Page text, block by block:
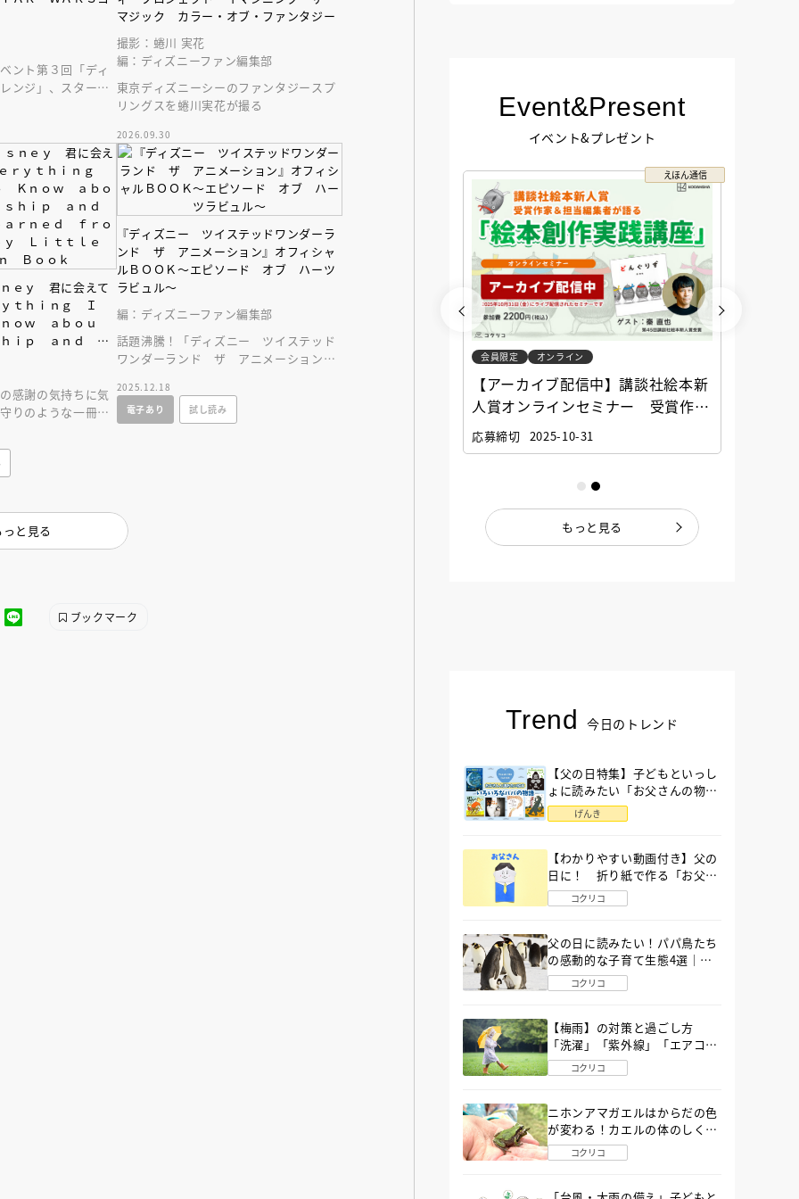
ント第３回「ディ
ンジ」、スター・
マジック カラー・オブ・ファンタジー
撮影：蜷川 実花
編：ディズニーファン編集部
東京ディズニーシーのファンタジースプ
リングスを蜷川実花が撮る
2026.09.30
ｅｙ 君に会えて
ｔｈｉｎｇ Ｉ
ｏｗ ａｂｏｕ
ｉｐ ａｎｄ Ｌ
ｋ
感謝の気持ちに気
りのような一冊で
『ディズニー ツイステッドワンダーラ
ンド ザ アニメーション』オフィシャ
ルＢＯＯＫ～エピソード オブ ハーツ
ラビュル～
編：ディズニーファン編集部
話題沸騰！「ディズニー ツイステッド
ワンダーランド ザ アニメーション」
ビュー大充実！
2025.12.18
電子あり
試し読み
と見る
ブックマーク
Event&Present
イベント&プレゼント
えほん通信
配信中】講談社絵本新
ンセミナー 受賞作家
が語る「絵本創作実践
会員限定 オンライン
童文学新人賞】受賞作家と前選考委
員に聞く「児童文学創作セミナー」
えほん通信
会員限定 オンライン
【アーカイブ配信中】講談社絵本新
人賞オンラインセミナー 受賞作家
と担当編集者が語る「絵本創作実践
講座」
応募締切 2025-10-31
もっと見る
Trend 今日のトレンド
【父の日特集】子どもといっし
ょに読みたい「お父さんの物
語」６選
げんき
【わかりやすい動画付き】父の
日に！ 折り紙で作る「お父さ
ん」の簡単な折り方
コクリコ
父の日に読みたい！パパ鳥たち
の感動的な子育て生態4選｜図
鑑MOVE
コクリコ
【梅雨】の対策と過ごし方
「洗濯」「紫外線」「エアコ
ン」「ゲリラ豪雨」…〔気象予
報士が完全ガイド〕
コクリコ
ニホンアマガエルはからだの色
が変わる！カエルの体のしくみ
から両生類の特ちょうまで図鑑
MOVEが解説！
コクリコ